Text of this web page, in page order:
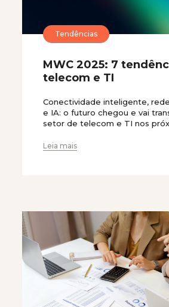
Tendências
MWC 2025: 7
telecom e TI
Conectividade inteligente,
e IA: o futuro chegou e vai
setor de telecom e TI nos
Leia mais